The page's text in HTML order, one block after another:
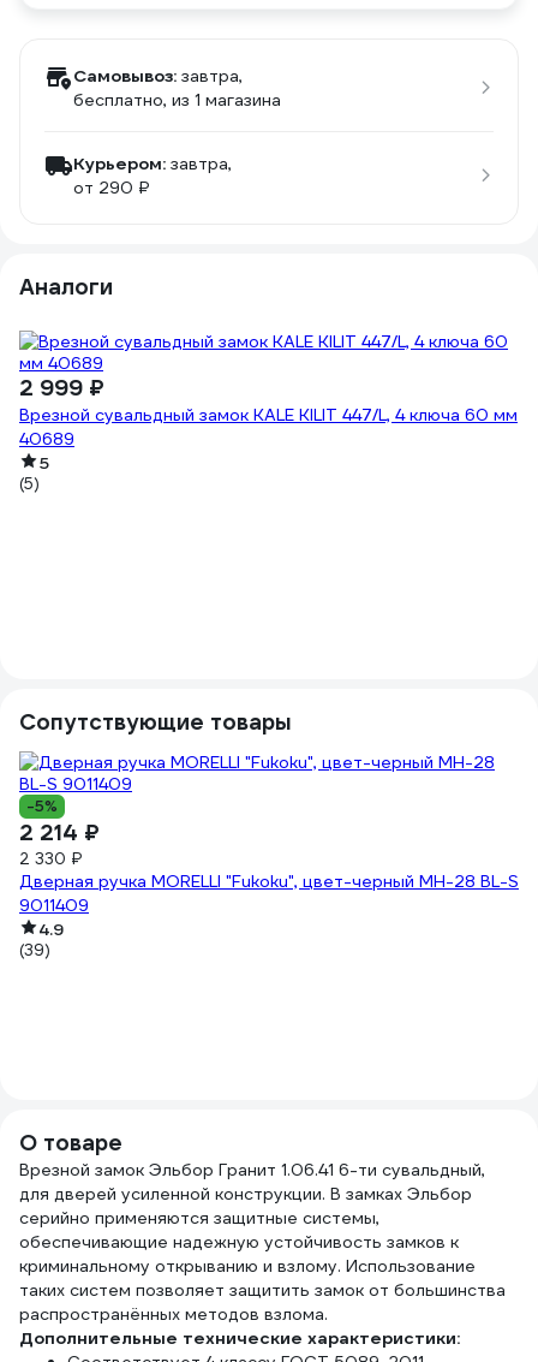
Самовывоз: завтра,
бесплатно, из 1 магазина
Курьером: завтра,
от 290 ₽
Аналоги
2 999 ₽
Врезной сувальдный замок KALE KILIT 447/L, 4 ключа 60 мм
40689
5
(5)
Сопутствующие товары
-5%
2 214 ₽
2 330 ₽
Дверная ручка MORELLI "Fukoku", цвет-черный MH-28 BL-S
9011409
4.9
(39)
О товаре
Врезной замок Эльбор Гранит 1.06.41 6-ти сувальдный,
для дверей усиленной конструкции. В замках Эльбор
серийно применяются защитные системы,
обеспечивающие надежную устойчивость замков к
криминальному открыванию и взлому. Использование
таких систем позволяет защитить замок от большинства
распространённых методов взлома.
Дополнительные технические характеристики: